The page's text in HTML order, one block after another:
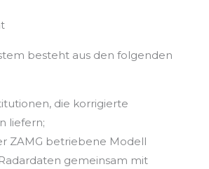
besteht aus den folgenden
die korrigierte
liefern;
ZAMG betriebene Modell
gemeinsam mit